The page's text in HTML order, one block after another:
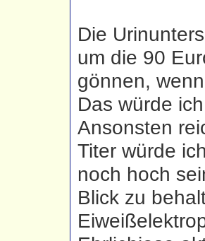
Die
um die 90
gönnen,
Das würde
Ansonsten
Titer würde
noch hoch
Blick zu